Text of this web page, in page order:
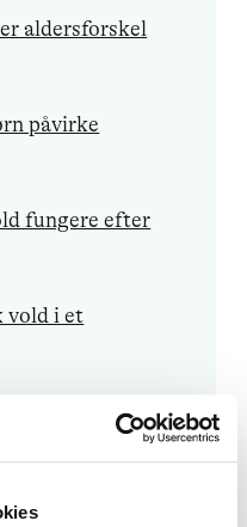
aldersforskel
påvirke
fungere efter
vold i et
hvordan psykoterapi